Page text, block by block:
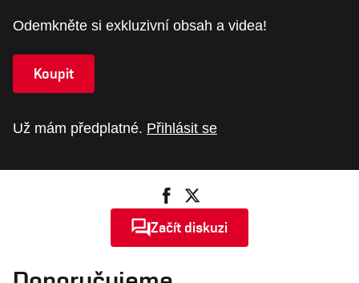
Odemkněte si exkluzivní obsah a videa!
Koupit
Už mám předplatné. Přihlásit se
Začít diskuzi